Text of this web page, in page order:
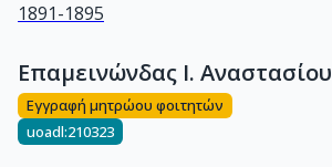
1891-1895
Επαμεινώνδας Ι. Αναστασίου
Εγγραφή μητρώου φοιτητών
uoadl:210323